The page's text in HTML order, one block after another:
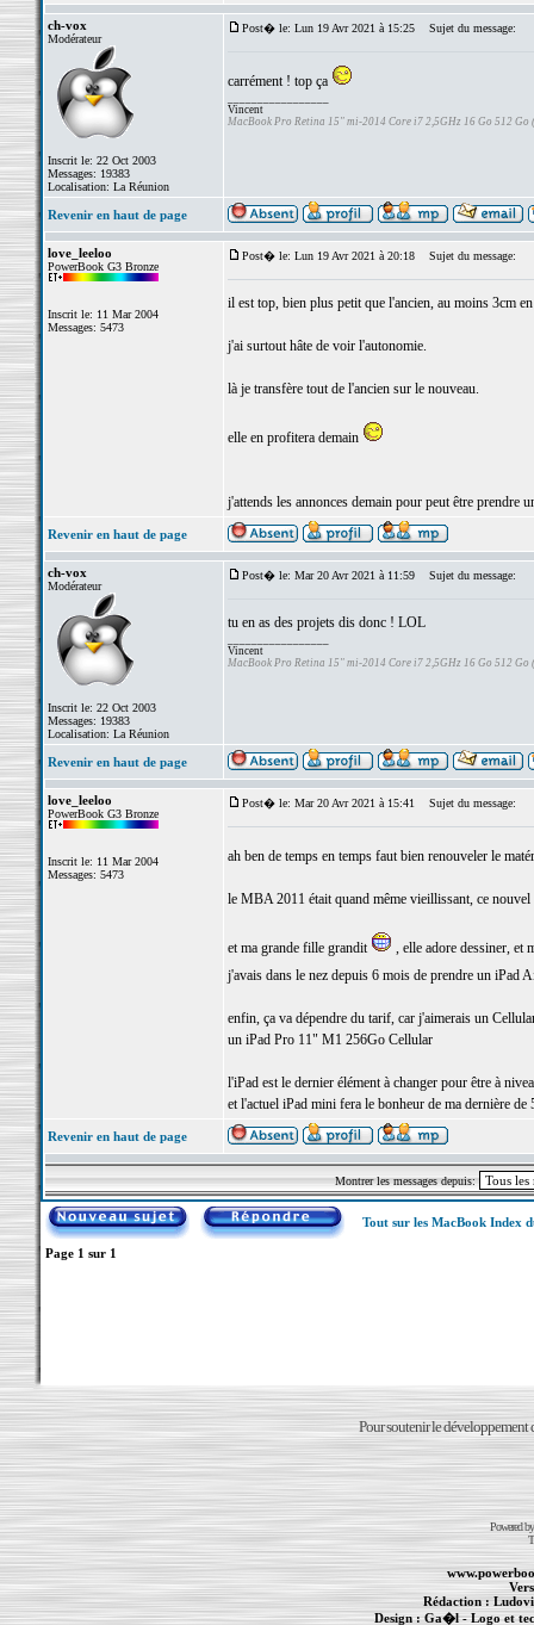
ch-vox
Modérateur
Inscrit le: 22 Oct 2003
Messages: 19383
Localisation: La Réunion
Post� le: Lun 19 Avr 2021 à 15:25 Sujet du message:
carrément ! top ça
Vincent
MacBook Pro Retina 15" mi-2014 Core i7 2,5GHz 16 Go 512 Go
Revenir en haut de page
love_leeloo
PowerBook G3 Bronze
Inscrit le: 11 Mar 2004
Messages: 5473
Post� le: Lun 19 Avr 2021 à 20:18 Sujet du message:
il est top, bien plus petit que l'ancien, au moins 3cm
j'ai surtout hâte de voir l'autonomie.
là je transfère tout de l'ancien sur le nouveau.
elle en profitera demain
j'attends les annonces demain pour peut être prendre
Revenir en haut de page
ch-vox
Modérateur
Inscrit le: 22 Oct 2003
Messages: 19383
Localisation: La Réunion
Post� le: Mar 20 Avr 2021 à 11:59 Sujet du message:
tu en as des projets dis donc ! LOL
Vincent
MacBook Pro Retina 15" mi-2014 Core i7 2,5GHz 16 Go 512 Go
Revenir en haut de page
love_leeloo
PowerBook G3 Bronze
Inscrit le: 11 Mar 2004
Messages: 5473
Post� le: Mar 20 Avr 2021 à 15:41 Sujet du message:
ah ben de temps en temps faut bien renouveler le
le MBA 2011 était quand même vieillissant, ce
et ma grande fille grandit
, elle adore dessiner, et
j'avais dans le nez depuis 6 mois de prendre un iPad
enfin, ça va dépendre du tarif, car j'aimerais un
un iPad Pro 11" M1 256Go Cellular
l'iPad est le dernier élément à changer pour être à
et l'actuel iPad mini fera le bonheur de ma dernière de
Revenir en haut de page
Montrer les messages depuis:
Tout sur les MacBook Index
Page 1 sur 1
Pour soutenir le développement
Powered
Rédaction :
Design :Ga�l- Logo et